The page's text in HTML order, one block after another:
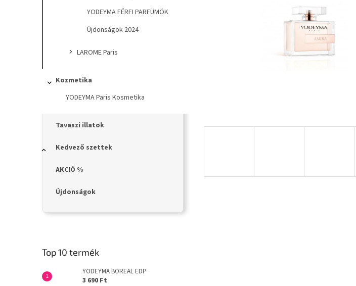
YODEYMA FÉRFI PARFÜMÖK
Újdonságok 2024
LAROME Paris
Kozmetika
YODEYMA Paris Kosmetika
Tavaszi illatok
Kedvező szettek
AKCIÓ %
Újdonságok
Top 10 termék
YODEYMA BOREAL EDP
3 690 Ft